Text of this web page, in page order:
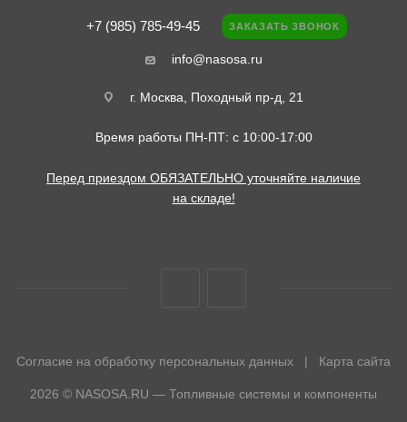
+7 (985) 785-49-45 ЗАКАЗАТЬ ЗВОНОК
info@nasosa.ru
г. Москва, Походный пр-д, 21
Время работы ПН-ПТ: с 10:00-17:00
Перед приездом ОБЯЗАТЕЛЬНО уточняйте наличие
на складе!
Согласие на обработку персональных данных | Карта сайта
2026 © NASOSA.RU — Топливные системы и компоненты